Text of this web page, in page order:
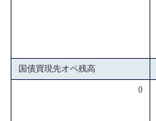
国債買現先オペ残高
0